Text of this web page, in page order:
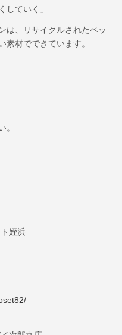
していく」
は、リサイクルされたペッ
素材でできています。
。
姪浜